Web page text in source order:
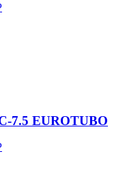
7.5 EUROTUBO